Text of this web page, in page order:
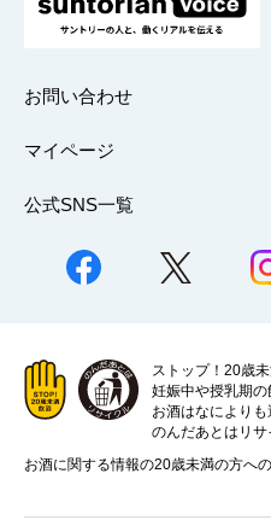
お問い合わせ
マイページ
公式SNS一覧
ストップ！20歳
妊娠中や授乳期の
お酒はなによりも
のんだあとはリサ
お酒に関する情報の20歳未満の方へ